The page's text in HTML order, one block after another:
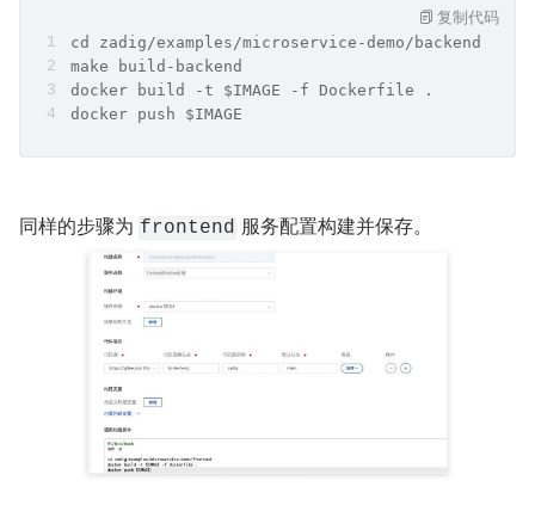
cd zadig/examples/microservice-demo/backend
make build-backend
docker build -t $IMAGE -f Dockerfile .
docker push $IMAGE
复制代码
同样的步骤为 frontend 服务配置构建并保存。